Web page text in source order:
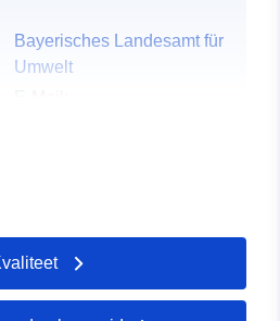
Bayerisches Landesamt für
Umwelt
Bayerisches Landesamt für
Umwelt
E-Mail: